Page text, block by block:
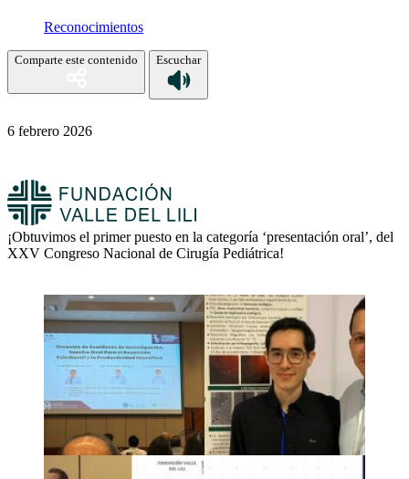
Reconocimientos
Comparte este contenido Escuchar
6 febrero 2026
¡Obtuvimos el primer puesto en la categoría ‘presentación oral’, del
XXV Congreso Nacional de Cirugía Pediátrica!